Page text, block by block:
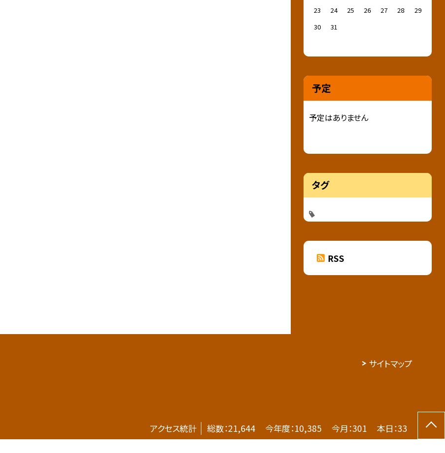
23
24 25 26 27 28
29
30
31
予定
予定はありません
タグ
RSS
サイトマップ
アクセス統計 総数：21,644 今年度：10,385 今月：301 本日：33